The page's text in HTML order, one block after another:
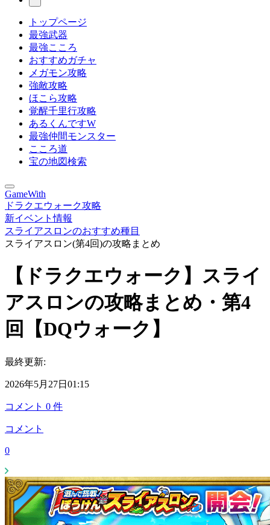
トップページ
最強武器
最強こころ
おすすめガチャ
メガモン攻略
強敵攻略
ほこら攻略
覚醒千里行攻略
あるくんですW
最強仲間モンスター
こころ道
宝の地図検索
GameWith
ドラクエウォーク攻略
新イベント情報
スライアスロンのおすすめ種目
スライアスロン(第4回)の攻略まとめ
【ドラクエウォーク】スライ
アスロンの攻略まとめ・第4
回【DQウォーク】
最終更新:
2026年5月27日01:15
コメント 0 件
コメント
0